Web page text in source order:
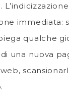
immediata:
qualche
una nuova